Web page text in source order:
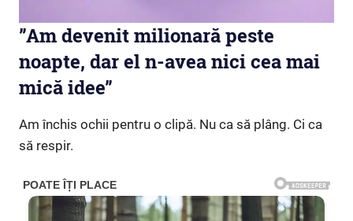
”Am devenit milionară peste
noapte, dar el n-avea nici cea mai
mică idee”
Am închis ochii pentru o clipă. Nu ca să plâng. Ci ca
să respir.